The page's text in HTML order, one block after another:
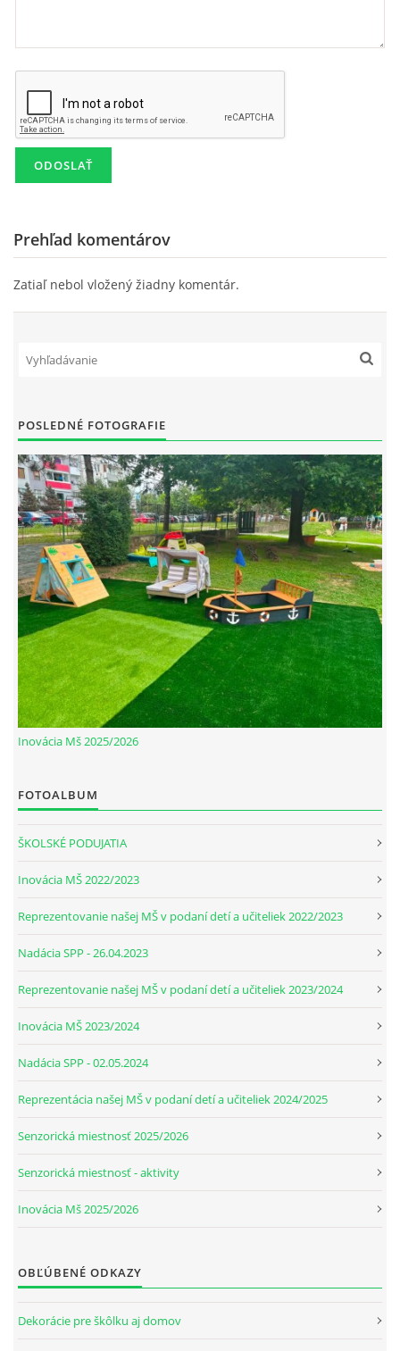
VIDEO ALBUM
COVID-19
Prehľad komentárov
Zatiaľ nebol vložený žiadny komentár.
POSLEDNÉ FOTOGRAFIE
Inovácia Mš 2025/2026
FOTOALBUM
ŠKOLSKÉ PODUJATIA
Inovácia MŠ 2022/2023
Reprezentovanie našej MŠ v podaní detí a učiteliek 2022/2023
Nadácia SPP - 26.04.2023
Reprezentovanie našej MŠ v podaní detí a učiteliek 2023/2024
Inovácia MŠ 2023/2024
Nadácia SPP - 02.05.2024
Reprezentácia našej MŠ v podaní detí a učiteliek 2024/2025
Senzorická miestnosť 2025/2026
Senzorická miestnosť - aktivity
Inovácia Mš 2025/2026
OBĽÚBENÉ ODKAZY
Dekorácie pre škôlku aj domov